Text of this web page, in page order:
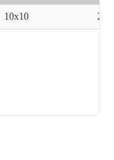
10x10